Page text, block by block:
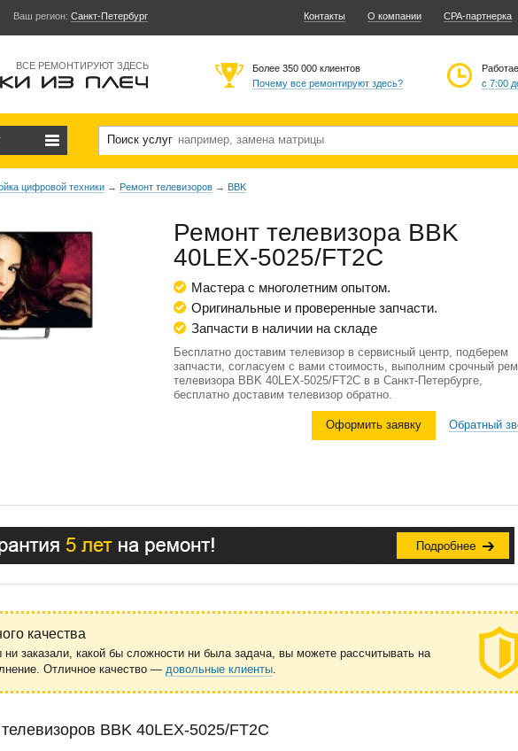
Ваш регион: Санкт-Петербург Контакты О компании CPA-партнерка
ВСЕ РЕМОНТИРУЮТ ЗДЕСЬ
с 7:00
Более 350 000 клиентов
Почему все ремонтируют здесь?
Поиск услуг
цифровой техники → Ремонт телевизоров → BBK
Ремонт телевизора BBK
40LEX-5025/FT2C
Мастера с многолетним опытом.
Оригинальные и проверенные запчасти.
Запчасти в наличии на складе
Бесплатно доставим телевизор в сервисный центр, подберем
запчасти, согласуем с вами стоимость, выполним срочный
телевизора BBK 40LEX-5025/FT2C в в Санкт-Петербурге,
бесплатно доставим телевизор обратно.
Оформить заявку Обратный
качества
заказали, какой бы сложности ни была задача, вы можете рассчитывать на
Отличное качество — довольные клиенты.
BBK 40LEX-5025/FT2C